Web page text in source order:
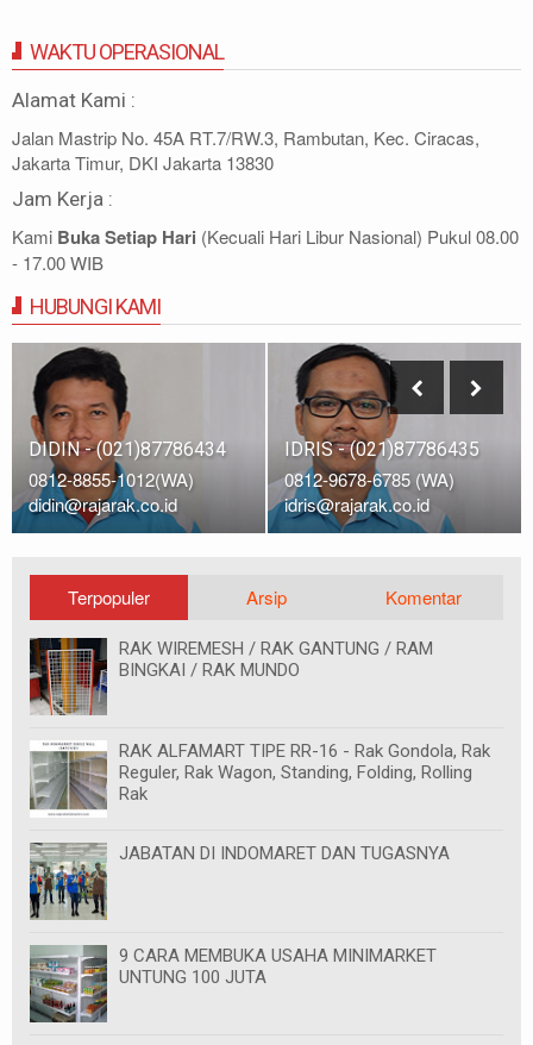
WAKTU OPERASIONAL
Alamat Kami :
Jalan Mastrip No. 45A RT.7/RW.3, Rambutan, Kec. Ciracas,
Jakarta Timur, DKI Jakarta 13830
Jam Kerja :
Kami Buka Setiap Hari (Kecuali Hari Libur Nasional) Pukul 08.00
- 17.00 WIB
HUBUNGI KAMI
DIDIN - (021)87786434
0812-8855-1012(WA)
didin@rajarak.co.id
IDRIS - (021)87786435
0812-9678-6785 (WA)
idris@rajarak.co.id
Terpopuler Arsip Komentar
RAK WIREMESH / RAK GANTUNG / RAM
BINGKAI / RAK MUNDO
RAK ALFAMART TIPE RR-16 - Rak Gondola, Rak
Reguler, Rak Wagon, Standing, Folding, Rolling
Rak
JABATAN DI INDOMARET DAN TUGASNYA
9 CARA MEMBUKA USAHA MINIMARKET
UNTUNG 100 JUTA